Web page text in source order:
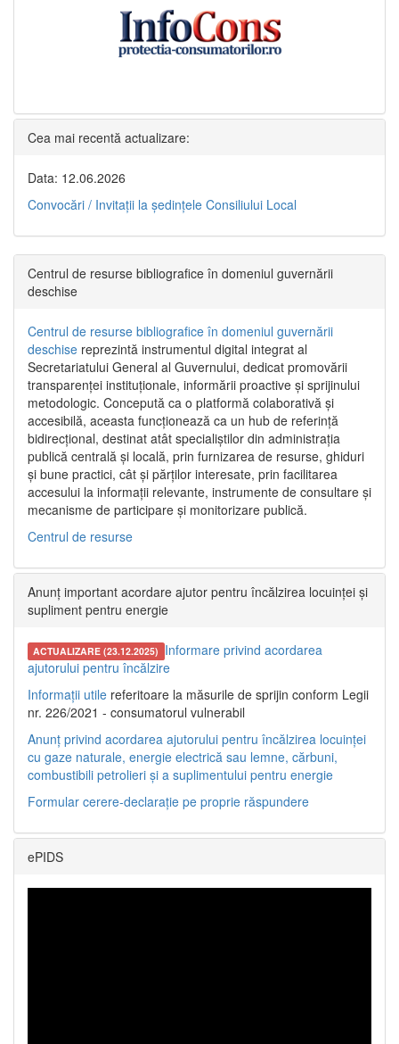
Cea mai recentă actualizare:
Data: 12.06.2026
Convocări / Invitaţii la şedinţele Consiliului Local
Centrul de resurse bibliografice în domeniul guvernării
deschise
Centrul de resurse bibliografice în domeniul guvernării
deschise reprezintă instrumentul digital integrat al
Secretariatului General al Guvernului, dedicat promovării
transparenței instituționale, informării proactive și sprijinului
metodologic. Concepută ca o platformă colaborativă și
accesibilă, aceasta funcționează ca un hub de referință
bidirecțional, destinat atât specialiștilor din administrația
publică centrală și locală, prin furnizarea de resurse, ghiduri
și bune practici, cât și părților interesate, prin facilitarea
accesului la informații relevante, instrumente de consultare și
mecanisme de participare și monitorizare publică.
Centrul de resurse
Anunț important acordare ajutor pentru încălzirea locuinței și
supliment pentru energie
ACTUALIZARE (23.12.2025) Informare privind acordarea
ajutorului pentru încălzire
Informații utile referitoare la măsurile de sprijin conform Legii
nr. 226/2021 - consumatorul vulnerabil
Anunț privind acordarea ajutorului pentru încălzirea locuinței
cu gaze naturale, energie electrică sau lemne, cărbuni,
combustibili petrolieri și a suplimentului pentru energie
Formular cerere-declarație pe proprie răspundere
ePIDS